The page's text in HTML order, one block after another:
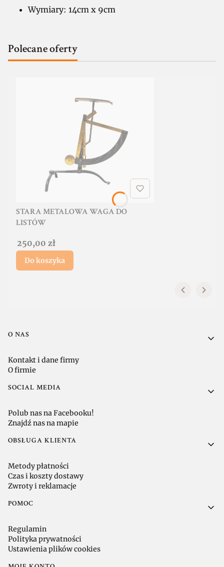
Wymiary: 14cm x 9cm
Polecane oferty
STARA METALOWA WAGA DO
LISTÓW
Cena
250,00 zł
Do koszyka
Linki w stopce
O NAS
Kontakt i dane firmy
O firmie
SOCIAL MEDIA
Polub nas na Facebooku!
Znajdź nas na mapie
OBSŁUGA KLIENTA
Metody płatności
Czas i koszty dostawy
Zwroty i reklamacje
POMOC
Regulamin
Polityka prywatności
Ustawienia plików cookies